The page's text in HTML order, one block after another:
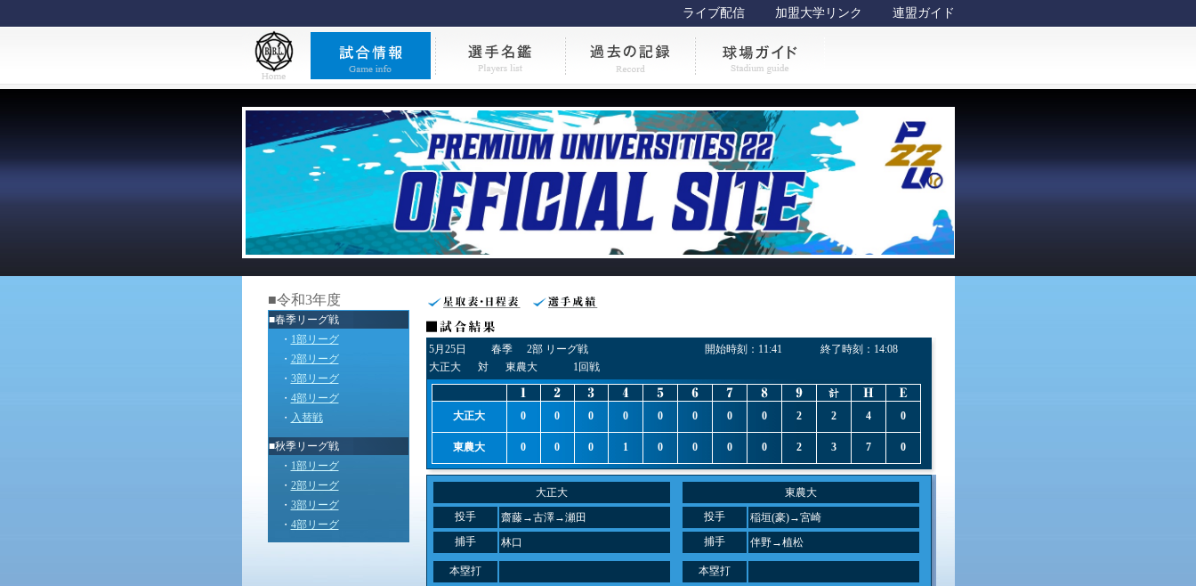
ライブ配信 加盟大学リンク 連盟ガイド
■令和3年度
■春季リーグ戦
・ 1部リーグ
・ 2部リーグ
・ 3部リーグ
・ 4部リーグ
・ 入替戦
■秋季リーグ戦
・ 1部リーグ
・ 2部リーグ
・ 3部リーグ
・ 4部リーグ
5月25日 春季 2部 リーグ戦 開始時刻： 11:41 終了時刻： 14:08
大正大
対 東農大 1回戦
大正大 0 0 0 0 0 0 0 0 2 2 4 0
東農大 0 0 0 1 0 0 0 0 2 3 7 0
大正大
投手
齋藤→古澤→瀬田
東農大
投手
稲垣(豪)→宮崎
捕手
林口 捕手 伴野→植松
本塁打
本塁打